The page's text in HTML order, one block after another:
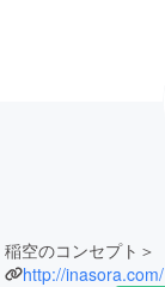
稲空のコンセプト＞
http://inasora.com/